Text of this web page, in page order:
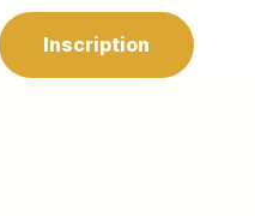
Inscription